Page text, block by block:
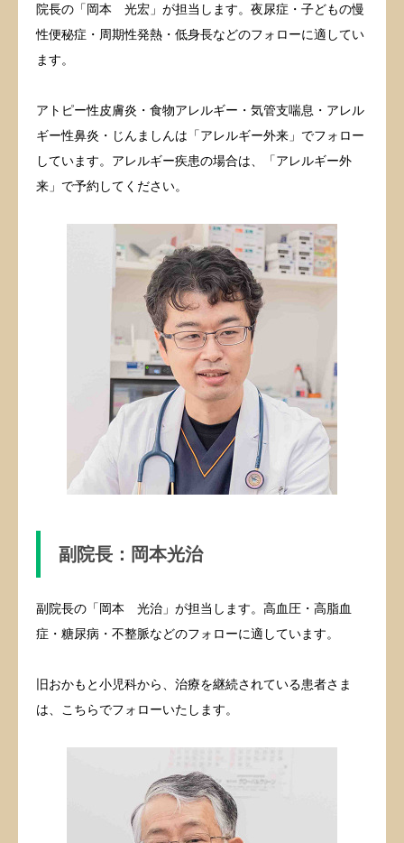
院長の「岡本 光宏」が担当します。夜尿症・子どもの慢
性便秘症・周期性発熱・低身長などのフォローに適してい
ます。
アトピー性皮膚炎・食物アレルギー・気管支喘息・アレル
ギー性鼻炎・じんましんは「アレルギー外来」でフォロー
しています。アレルギー疾患の場合は、「アレルギー外
来」で予約してください。
副院長：岡本光治
副院長の「岡本 光治」が担当します。高血圧・高脂血
症・糖尿病・不整脈などのフォローに適しています。
旧おかもと小児科から、治療を継続されている患者さま
は、こちらでフォローいたします。